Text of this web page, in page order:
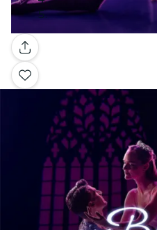
Galería